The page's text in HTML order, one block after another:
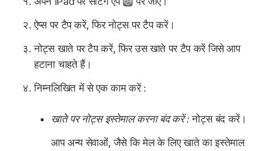
ऐप्स पर टैप करें, फिर नोट्स पर टैप करें।
नोट्स खाते पर टैप करें, फिर उस खाते पर टैप करें जिसे आप
हटाना चाहते हैं।
निम्नलिखित में से एक काम करें :
खाते पर नोट्स इस्तेमाल करना बंद करें :नोट्स बंद करें।
आप अन्य सेवाओं, जैसे कि मेल के लिए खाते का इस्तेमाल